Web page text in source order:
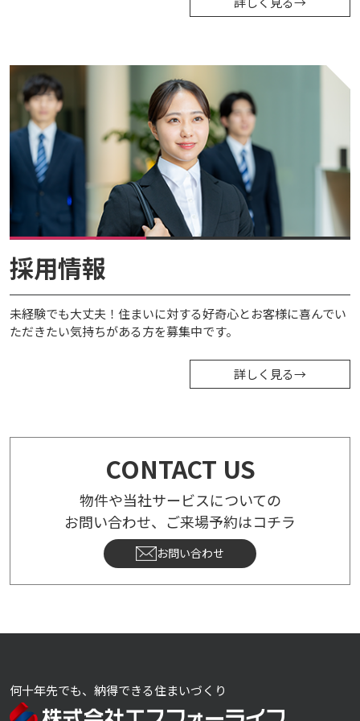
採用情報
未経験でも大丈夫！住まいに対する好奇心とお客様に喜んでい
ただきたい気持ちがある方を募集中です。
詳しく見る→
CONTACT US
物件や当社サービスについての
お問い合わせ、ご来場予約はコチラ
お問い合わせ
何十年先でも、納得できる住まいづくり